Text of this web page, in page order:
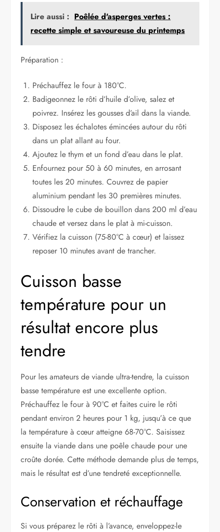
Lire aussi : Poêlée d'asperges vertes :
recette simple et savoureuse du printemps
Préparation :
Préchauffez le four à 180°C.
Badigeonnez le rôti d’huile d’olive, salez et
poivrez. Insérez les gousses d’ail dans la viande.
Disposez les échalotes émincées autour du rôti
dans un plat allant au four.
Ajoutez le thym et un fond d’eau dans le plat.
Enfournez pour 50 à 60 minutes, en arrosant
toutes les 20 minutes. Couvrez de papier
aluminium pendant les 30 premières minutes.
Dissoudre le cube de bouillon dans 200 ml d’eau
chaude et versez dans le plat à mi-cuisson.
Vérifiez la cuisson (75-80°C à cœur) et laissez
reposer 10 minutes avant de trancher.
Cuisson basse
température pour un
résultat encore plus
tendre
Pour les amateurs de viande ultra-tendre, la cuisson
basse température est une excellente option.
Préchauffez le four à 90°C et faites cuire le rôti
pendant environ 2 heures pour 1 kg, jusqu’à ce que
la température à cœur atteigne 68-70°C. Saisissez
ensuite la viande dans une poêle chaude pour une
croûte dorée. Cette méthode demande plus de temps,
mais le résultat est d’une tendreté exceptionnelle.
Conservation et réchauffage
Si vous préparez le rôti à l’avance, enveloppez-le